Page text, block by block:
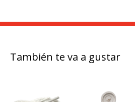
También te va a gustar